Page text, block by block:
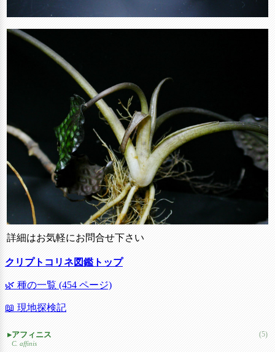
詳細はお気軽にお問合せ下さい
クリプトコリネ図鑑トップ
🌿 種の一覧 (454 ページ)
📖 現地探検記
アフィニス
C. affinis
(5)